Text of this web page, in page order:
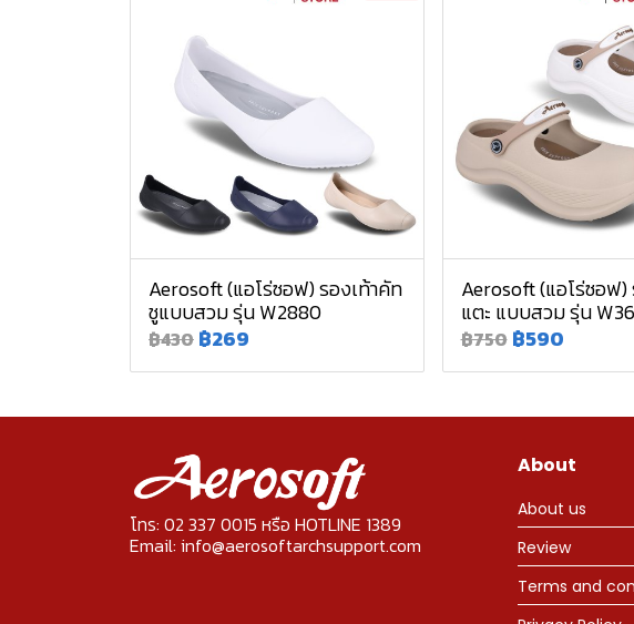
Aerosoft (แอโร่ซอฟ) รองเท้าคัท
ชูแบบสวม รุ่น W2880
฿430 ฿269
Aerosoft (แอโร่ซอฟ)
แตะ แบบสวม รุ่น
฿750 ฿590
โทร: 02 337 0015 หรือ HOTLINE 1389
Email: info@aerosoftarchsupport.com
About
About us
Review
Terms and